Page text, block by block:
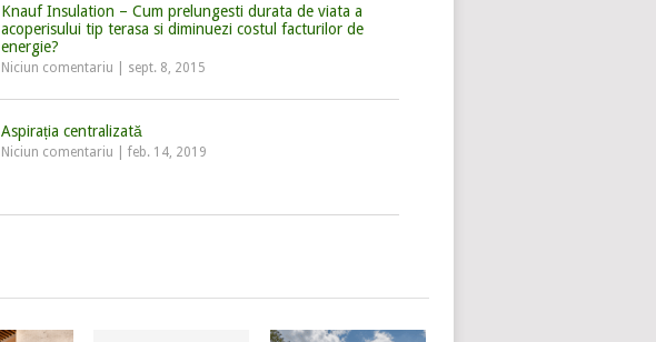
Knauf Insulation – Cum prelungesti durata de viata a
acoperisului tip terasa si diminuezi costul facturilor de
energie?
Niciun comentariu sept. 8, 2015
Aspirația centralizată
Niciun comentariu |feb. 14, 2019